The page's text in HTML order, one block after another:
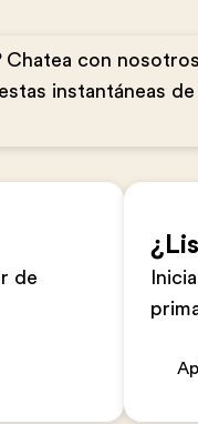
Chatea con
instantáneas
de